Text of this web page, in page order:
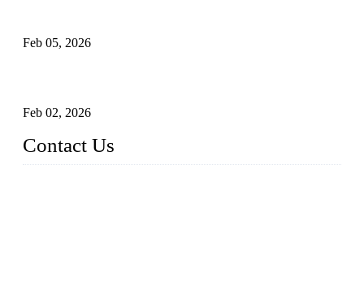
Feb 05, 2026
Feb 02, 2026
Contact Us